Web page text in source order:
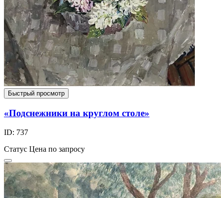
Быстрый просмотр
«Подснежники на круглом столе»
ID: 737
Статус Цена по запросу